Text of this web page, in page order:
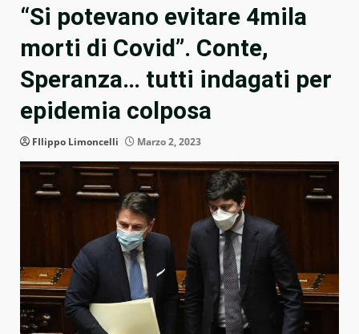
“Si potevano evitare 4mila
morti di Covid”. Conte,
Speranza… tutti indagati per
epidemia colposa
FIlippo Limoncelli Marzo 2, 2023